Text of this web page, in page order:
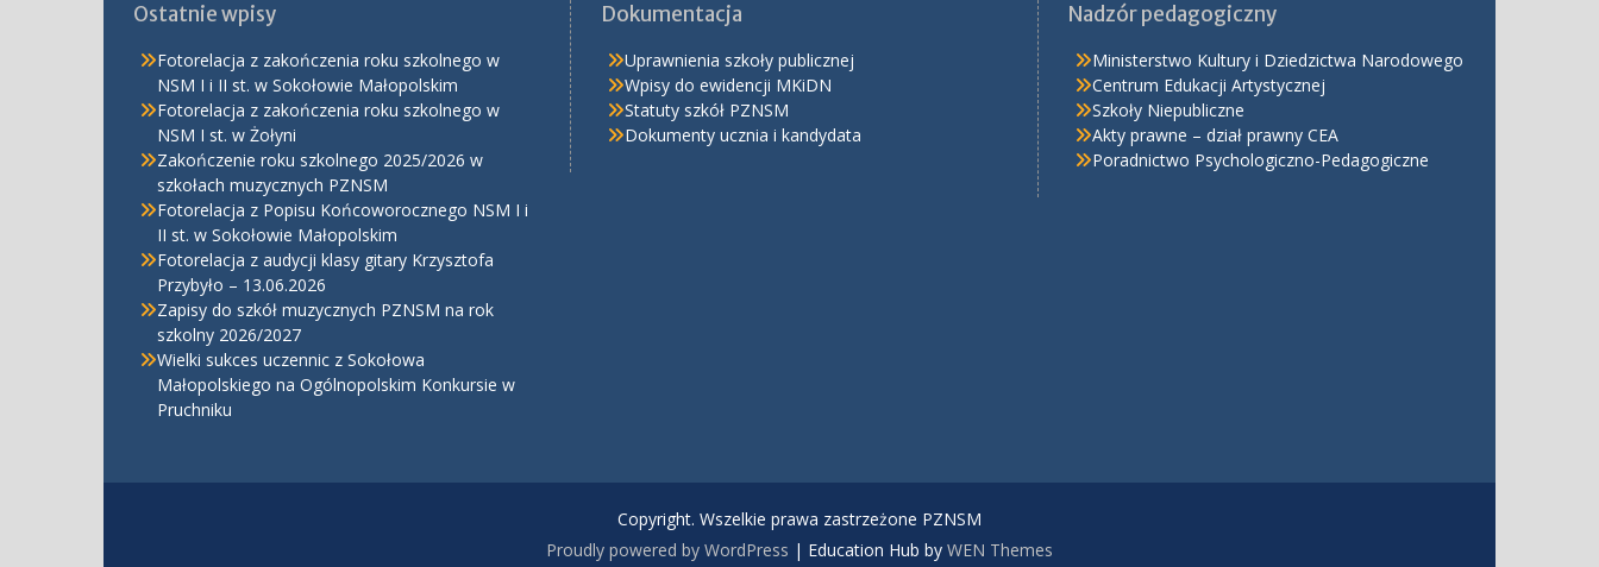
Ostatnie wpisy
Fotorelacja z zakończenia roku szkolnego w
NSM I i II st. w Sokołowie Małopolskim
Fotorelacja z zakończenia roku szkolnego w
NSM I st. w Żołyni
Zakończenie roku szkolnego 2025/2026 w
szkołach muzycznych PZNSM
Fotorelacja z Popisu Końcoworocznego NSM I i
II st. w Sokołowie Małopolskim
Fotorelacja z audycji klasy gitary Krzysztofa
Przybyło – 13.06.2026
Zapisy do szkół muzycznych PZNSM na rok
szkolny 2026/2027
Wielki sukces uczennic z Sokołowa
Małopolskiego na Ogólnopolskim Konkursie w
Pruchniku
Dokumentacja
Uprawnienia szkoły publicznej
Wpisy do ewidencji MKiDN
Statuty szkół PZNSM
Dokumenty ucznia i kandydata
Nadzór pedagogiczny
Ministerstwo Kultury i Dziedzictwa Narodowego
Centrum Edukacji Artystycznej
Szkoły Niepubliczne
Akty prawne – dział prawny CEA
Poradnictwo Psychologiczno-Pedagogiczne
Copyright. Wszelkie prawa zastrzeżone PZNSM
Proudly powered by WordPress | Education Hub by WEN Themes